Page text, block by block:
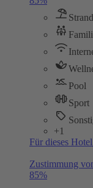
Strand
Pool
Sport
+1
Für dieses
Zustimmung
85%